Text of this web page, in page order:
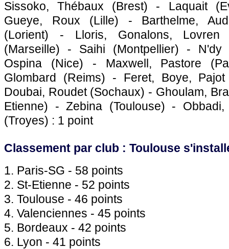
Sissoko, Thébaux (Brest) - Laquait
Gueye, Roux (Lille) - Barthelme,
(Lorient) - Lloris, Gonalons, Lovren
(Marseille) - Saihi (Montpellier) - N'dy
Ospina (Nice) - Maxwell, Pastore (
Glombard (Reims) - Feret, Boye,
Doubai, Roudet (Sochaux) - Ghoulam,
Etienne) - Zebina (Toulouse) - Obbadi,
(Troyes) : 1 point
Classement par club : Toulouse
1. Paris-SG - 58 points
2. St-Etienne - 52 points
3. Toulouse - 46 points
4. Valenciennes - 45 points
5. Bordeaux - 42 points
6. Lyon - 41 points